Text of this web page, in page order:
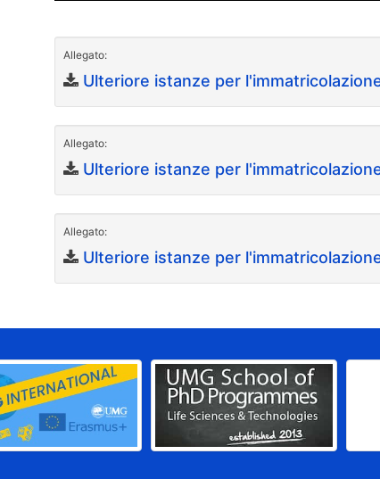
Allegato:
Ulteriore istanze per
Allegato:
Ulteriore istanze per
Allegato:
Ulteriore istanze per